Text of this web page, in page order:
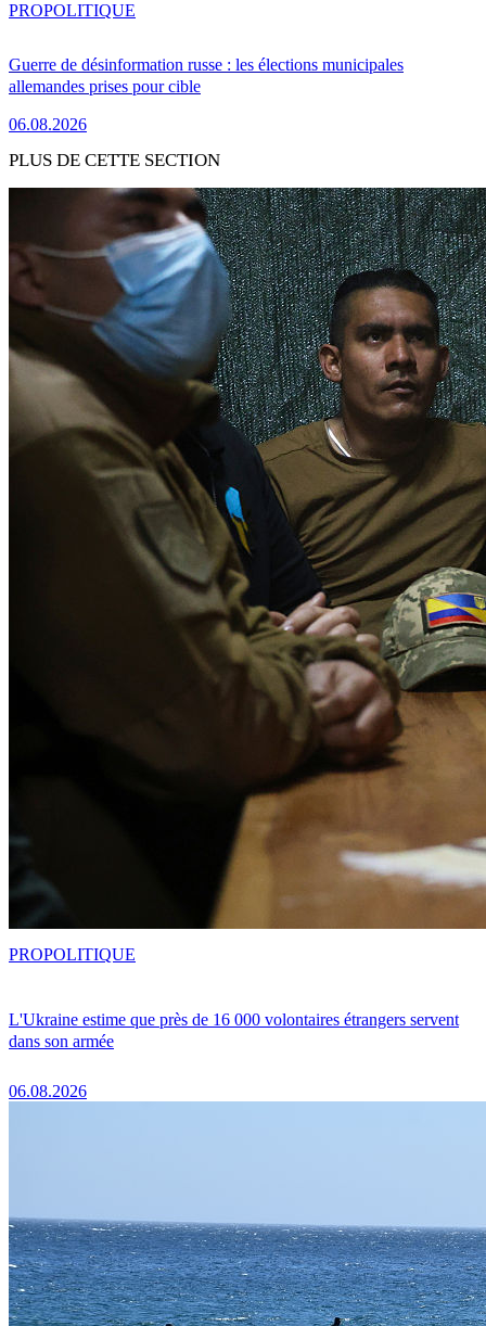
Guerre de désinformation russe : les élections municipales
allemandes prises pour cible
06.08.2026
PROPOLITIQUE
PLUS DE CETTE SECTION
L'Ukraine estime que près de 16 000 volontaires étrangers servent
dans son armée
06.08.2026
PROPOLITIQUE